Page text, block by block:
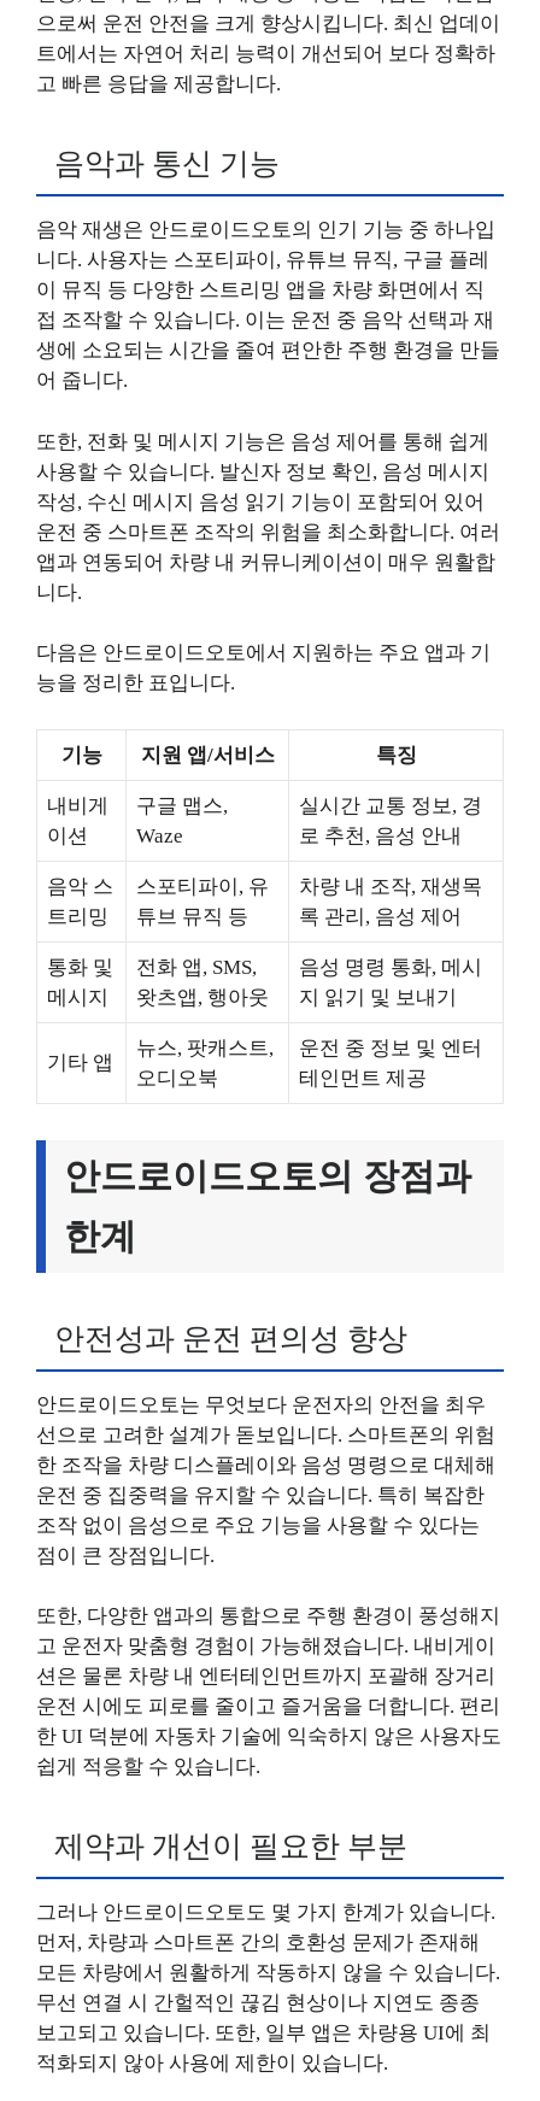
으로써 운전 안전을 크게 향상시킵니다. 최신 업데이
트에서는 자연어 처리 능력이 개선되어 보다 정확하
고 빠른 응답을 제공합니다.
음악과 통신 기능
음악 재생은 안드로이드오토의 인기 기능 중 하나입
니다. 사용자는 스포티파이, 유튜브 뮤직, 구글 플레
이 뮤직 등 다양한 스트리밍 앱을 차량 화면에서 직
접 조작할 수 있습니다. 이는 운전 중 음악 선택과 재
생에 소요되는 시간을 줄여 편안한 주행 환경을 만들
어 줍니다.
또한, 전화 및 메시지 기능은 음성 제어를 통해 쉽게
사용할 수 있습니다. 발신자 정보 확인, 음성 메시지
작성, 수신 메시지 음성 읽기 기능이 포함되어 있어
운전 중 스마트폰 조작의 위험을 최소화합니다. 여러
앱과 연동되어 차량 내 커뮤니케이션이 매우 원활합
니다.
다음은 안드로이드오토에서 지원하는 주요 앱과 기
능을 정리한 표입니다.
기능 지원 앱/서비스 특징
내비게
이션
구글 맵스,
Waze
실시간 교통 정보, 경
로 추천, 음성 안내
음악 스
트리밍
스포티파이, 유
튜브 뮤직 등
차량 내 조작, 재생목
록 관리, 음성 제어
통화 및
메시지
전화 앱, SMS,
왓츠앱, 행아웃
음성 명령 통화, 메시
지 읽기 및 보내기
기타 앱
뉴스, 팟캐스트,
오디오북
운전 중 정보 및 엔터
테인먼트 제공
안드로이드오토의 장점과
한계
안전성과 운전 편의성 향상
안드로이드오토는 무엇보다 운전자의 안전을 최우
선으로 고려한 설계가 돋보입니다. 스마트폰의 위험
한 조작을 차량 디스플레이와 음성 명령으로 대체해
운전 중 집중력을 유지할 수 있습니다. 특히 복잡한
조작 없이 음성으로 주요 기능을 사용할 수 있다는
점이 큰 장점입니다.
또한, 다양한 앱과의 통합으로 주행 환경이 풍성해지
고 운전자 맞춤형 경험이 가능해졌습니다. 내비게이
션은 물론 차량 내 엔터테인먼트까지 포괄해 장거리
운전 시에도 피로를 줄이고 즐거움을 더합니다. 편리
한 UI 덕분에 자동차 기술에 익숙하지 않은 사용자도
쉽게 적응할 수 있습니다.
제약과 개선이 필요한 부분
그러나 안드로이드오토도 몇 가지 한계가 있습니다.
먼저, 차량과 스마트폰 간의 호환성 문제가 존재해
모든 차량에서 원활하게 작동하지 않을 수 있습니다.
무선 연결 시 간헐적인 끊김 현상이나 지연도 종종
보고되고 있습니다. 또한, 일부 앱은 차량용 UI에 최
적화되지 않아 사용에 제한이 있습니다.